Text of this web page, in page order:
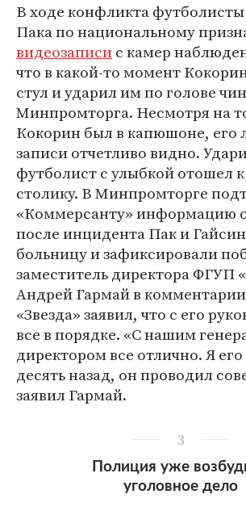
В ходе конфликта
Пака по национальному
видеозаписис камер
что в какой-то момент
стул и ударил им по голове
Минпромторга. Несмотря на
Кокорин был в капюшоне, его
записи отчетливо видно.
футболист с улыбкой отошел
столику. В Минпромторге
«Коммерсанту» информацию
после инцидента Пак и
больницу и зафиксировали
заместитель директора
Андрей Гармай в
«Звезда» заявил, что с его
все в порядке. «С нашим
директором все отлично. Я
десять назад, он проводил
заявил Гармай.
3
Полиция уже
уголовное дело